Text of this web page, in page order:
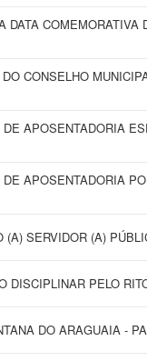
DATA
CONSELHO
APOSENTADORIA
APOSENTADORIA
SERVIDOR (A)
DISCIPLINAR PELO
DO ARAGUAIA -